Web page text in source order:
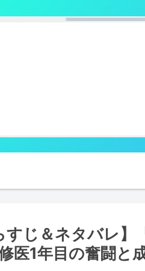
すじ＆ネタバレ
医1年目の奮闘と